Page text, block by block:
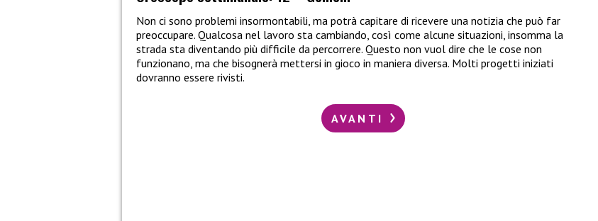
Non ci sono problemi insormontabili, ma potrà capitare di ricevere una notizia che può far
preoccupare. Qualcosa nel lavoro sta cambiando, così come alcune situazioni, insomma la
strada sta diventando più difficile da percorrere. Questo non vuol dire che le cose non
funzionano, ma che bisognerà mettersi in gioco in maniera diversa. Molti progetti iniziati
dovranno essere rivisti.
AVANTI